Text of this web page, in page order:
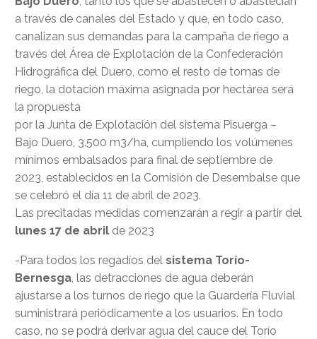
a través de canales del Estado y que, en todo caso,
canalizan sus demandas para la campaña de riego a
través del Área de Explotación de la Confederación
Hidrográfica del Duero, como el resto de tomas de
riego, la dotación máxima asignada por hectárea será
la propuesta
por la Junta de Explotación del sistema Pisuerga –
Bajo Duero, 3.500 m3/ha, cumpliendo los volúmenes
mínimos embalsados para final de septiembre de
2023, establecidos en la Comisión de Desembalse que
se celebró el día 11 de abril de 2023.
Las precitadas medidas comenzarán a regir a partir del
lunes 17 de abril de 2023
-Para todos los regadíos del sistema Torío-
Bernesga, las detracciones de agua deberán
ajustarse a los turnos de riego que la Guardería Fluvial
suministrará periódicamente a los usuarios. En todo
caso, no se podrá derivar agua del cauce del Torío